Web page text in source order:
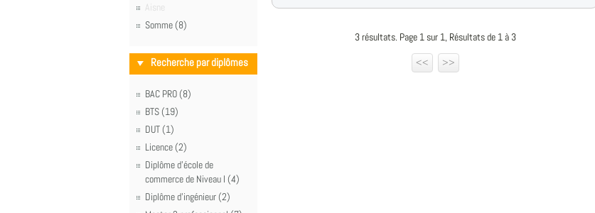
Aisne
Somme (8)
Recherche par diplômes
BAC PRO (8)
BTS (19)
DUT (1)
Licence (2)
Diplôme d'école de
commerce de Niveau I (4)
Diplôme d'ingénieur (2)
3 résultats. Page 1 sur 1, Résultats de 1 à 3
<<
>>